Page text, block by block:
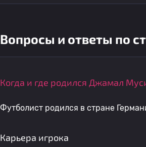
Вопросы и ответы по
Когда и где родился Джамал
Футболист родился в стране
Карьера игрока